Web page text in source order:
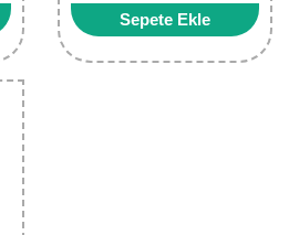
Sepete Ekle